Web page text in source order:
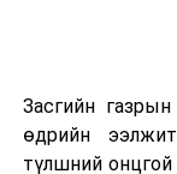
Засгийн
өдрийн
түлшний